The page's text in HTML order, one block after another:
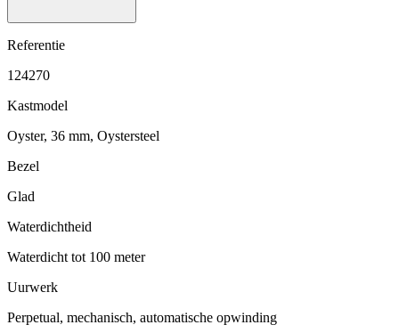
Referentie
124270
Kastmodel
Oyster, 36 mm, Oystersteel
Bezel
Glad
Waterdichtheid
Waterdicht tot 100 meter
Uurwerk
Perpetual, mechanisch, automatische opwinding